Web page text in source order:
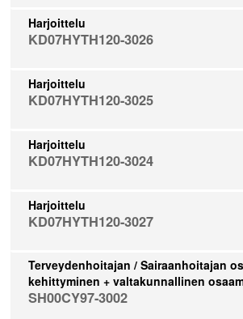
Harjoittelu
KD07HYTH120-3026
Harjoittelu
KD07HYTH120-3025
Harjoittelu
KD07HYTH120-3024
Harjoittelu
KD07HYTH120-3027
Terveydenhoitajan / Sairaanhoitajan
kehittyminen + valtakunnallinen
SH00CY97-3002